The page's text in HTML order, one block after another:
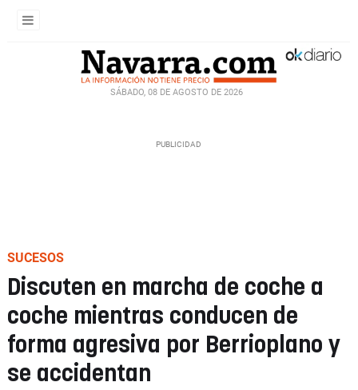
SÁBADO, 08 DE AGOSTO DE 2026
SUCESOS
Discuten en marcha de coche a
coche mientras conducen de
forma agresiva por Berrioplano y
se accidentan